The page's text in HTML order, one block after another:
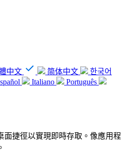
中文 简体中文
한국어
Italiano
Português
面捷徑以實現即時存取。像應用程